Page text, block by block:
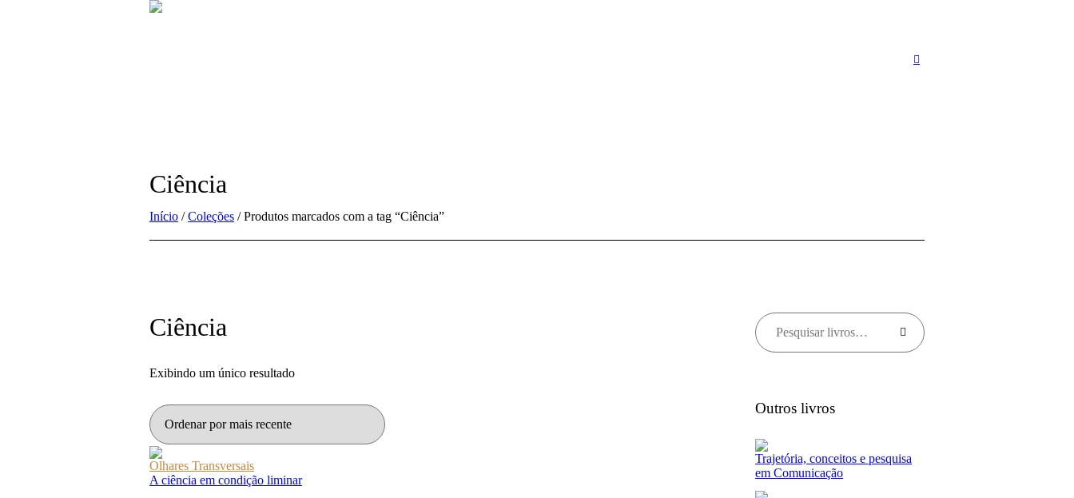
Ciência
Início /Coleções / Produtos marcados com a tag “Ciência”
Ciência
Exibindo um único resultado
Olhares Transversais
A ciência em condição liminar
Outros livros
Trajetória, conceitos e pesquisa
em Comunicação